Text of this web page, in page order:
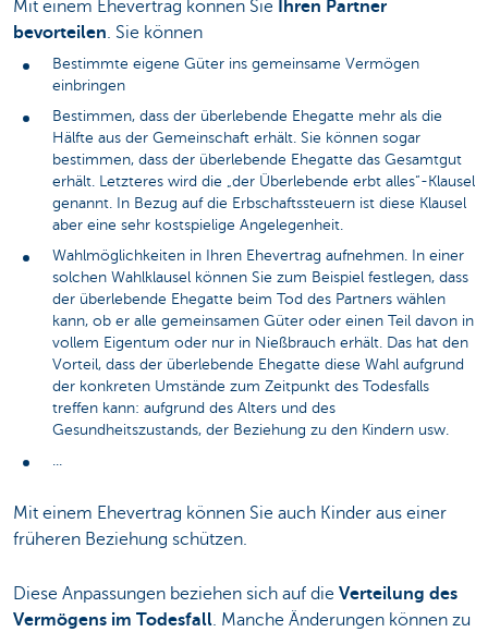
Mit einem Ehevertrag können Sie
Ihren Partner
bevorteilen. Sie können
Bestimmte eigene Güter ins gemeinsame Vermögen
einbringen
Bestimmen, dass der überlebende Ehegatte mehr als die
Hälfte aus der Gemeinschaft erhält. Sie können sogar
bestimmen, dass der überlebende Ehegatte das Gesamtgut
erhält. Letzteres wird die „der Überlebende erbt alles“-Klausel
genannt. In Bezug auf die Erbschaftssteuern ist diese Klausel
aber eine sehr kostspielige Angelegenheit.
Wahlmöglichkeiten in Ihren Ehevertrag aufnehmen. In einer
solchen Wahlklausel können Sie zum Beispiel festlegen, dass
der überlebende Ehegatte beim Tod des Partners wählen
kann, ob er alle gemeinsamen Güter oder einen Teil davon in
vollem Eigentum oder nur in Nießbrauch erhält. Das hat den
Vorteil, dass der überlebende Ehegatte diese Wahl aufgrund
der konkreten Umstände zum Zeitpunkt des Todesfalls
treffen kann: aufgrund des Alters und des
Gesundheitszustands, der Beziehung zu den Kindern usw.
Mit einem Ehevertrag können Sie auch Kinder aus einer
früheren Beziehung schützen.
Diese Anpassungen beziehen sich auf die Verteilung des
Vermögens im Todesfall. Manche Änderungen können zu